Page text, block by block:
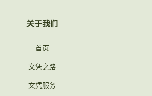
关于我们
首页
文凭之路
文凭服务